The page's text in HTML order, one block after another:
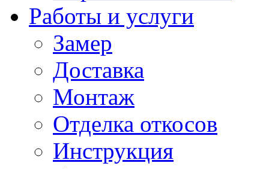
Работы и услуги
Замер
Доставка
Монтаж
Отделка откосов
Инструкция